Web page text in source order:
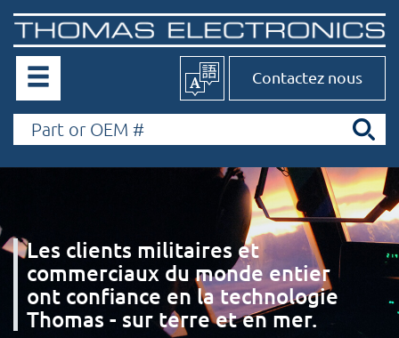
Contactez nous
Les clients militaires et
commerciaux du monde entier
ont confiance en la technologie
Thomas - sur terre et en mer.